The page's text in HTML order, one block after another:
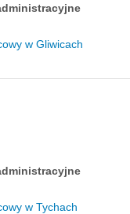
w Gliwicach
w Tychach